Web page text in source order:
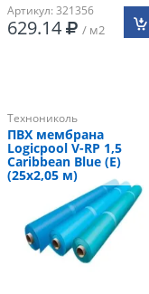
Артикул: 321356
629.14 / м2
Технониколь
ПВХ мембрана
Logicpool V-RP 1,5
Caribbean Blue (Е)
(25х2,05 м)